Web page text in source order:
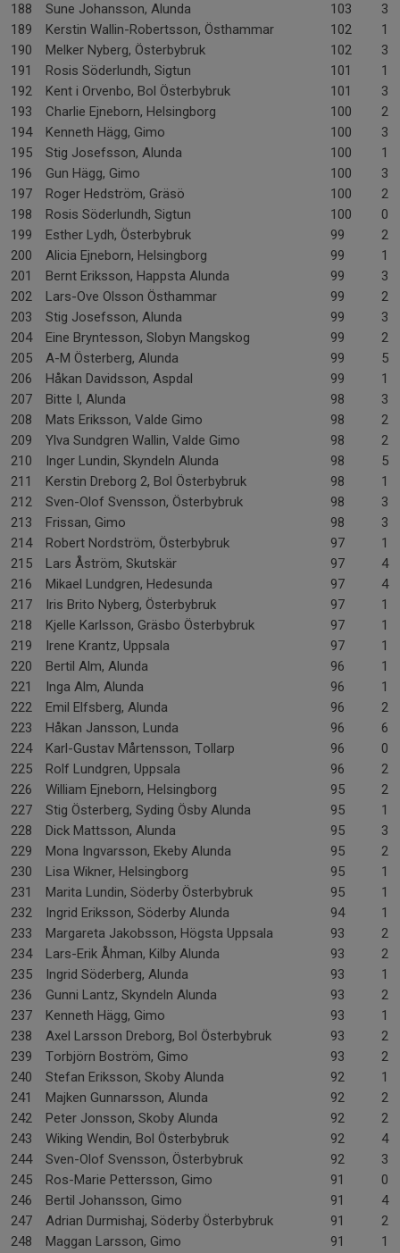
188
Sune Johansson, Alunda 103
3-0
189
Kerstin Wallin-Robertsson, Östhammar 102
1-2
190
Melker Nyberg, Österbybruk 102
3-2
191
Rosis Söderlundh, Sigtun 101
1-2
192
Kent i Orvenbo, Bol Österbybruk 101
3-0
193
Charlie Ejneborn, Helsingborg 100
2-1
194
Kenneth Hägg, Gimo 100
3-1
195
Stig Josefsson, Alunda 100
1-1
196
Gun Hägg, Gimo 100
3-3
197
Roger Hedström, Gräsö 100
2-1
198
Rosis Söderlundh, Sigtun 100
0-1
199
Esther Lydh, Österbybruk 99
2-1
200
Alicia Ejneborn, Helsingborg 99
1-1
201
Bernt Eriksson, Happsta Alunda 99
3-1
202
Lars-Ove Olsson Östhammar 99
2-2
203
Stig Josefsson, Alunda 99
3-1
204
Eine Bryntesson, Slobyn Mangskog 99
2-0
205
A-M Österberg, Alunda 99
5-0
206
Håkan Davidsson, Aspdal 99
1-4
207
Bitte I, Alunda 98
3-0
208
Mats Eriksson, Valde Gimo 98
2-0
209
Ylva Sundgren Wallin, Valde Gimo 98
2-2
210
Inger Lundin, Skyndeln Alunda 98
5-1
211
Kerstin Dreborg 2, Bol Österbybruk 98
1-3
212
Sven-Olof Svensson, Österbybruk 98
3-1
213
Frissan, Gimo 98
3-0
214
Robert Nordström, Österbybruk 97
1-0
215
Lars Åström, Skutskär 97
4-1
216
Mikael Lundgren, Hedesunda 97
4-1
217
Iris Brito Nyberg, Österbybruk 97
1-1
218
Kjelle Karlsson, Gräsbo Österbybruk 97
1-0
219
Irene Krantz, Uppsala 97
1-1
220
Bertil Alm, Alunda 96
1-1
221
Inga Alm, Alunda 96
1-1
222
Emil Elfsberg, Alunda 96
2-1
223
Håkan Jansson, Lunda 96
6-0
224
Karl-Gustav Mårtensson, Tollarp 96
0-3
225
Rolf Lundgren, Uppsala 96
2-1
226
William Ejneborn, Helsingborg 95
2-0
227
Stig Österberg, Syding Ösby Alunda 95
1-3
228
Dick Mattsson, Alunda 95
3-1
229
Mona Ingvarsson, Ekeby Alunda 95
2-2
230
Lisa Wikner, Helsingborg 95
1-4
231
Marita Lundin, Söderby Österbybruk 95
1-1
232
Ingrid Eriksson, Söderby Alunda 94
1-1
233
Margareta Jakobsson, Högsta Uppsala 93
2-3
234
Lars-Erik Åhman, Kilby Alunda 93
2-4
235
Ingrid Söderberg, Alunda 93
1-1
236
Gunni Lantz, Skyndeln Alunda 93
2-0
237
Kenneth Hägg, Gimo 93
1-0
238
Axel Larsson Dreborg, Bol Österbybruk 93
2-2
239
Torbjörn Boström, Gimo 93
2-4
240
Stefan Eriksson, Skoby Alunda 92
1-3
241
Majken Gunnarsson, Alunda 92
2-0
242
Peter Jonsson, Skoby Alunda 92
2-2
243
Wiking Wendin, Bol Österbybruk 92
4-2
244
Sven-Olof Svensson, Österbybruk 92
3-1
245
Ros-Marie Pettersson, Gimo 91
0-1
246
Bertil Johansson, Gimo 91
4-2
247
Adrian Durmishaj, Söderby Österbybruk 91
2-1
248
Maggan Larsson, Gimo 91
1-3